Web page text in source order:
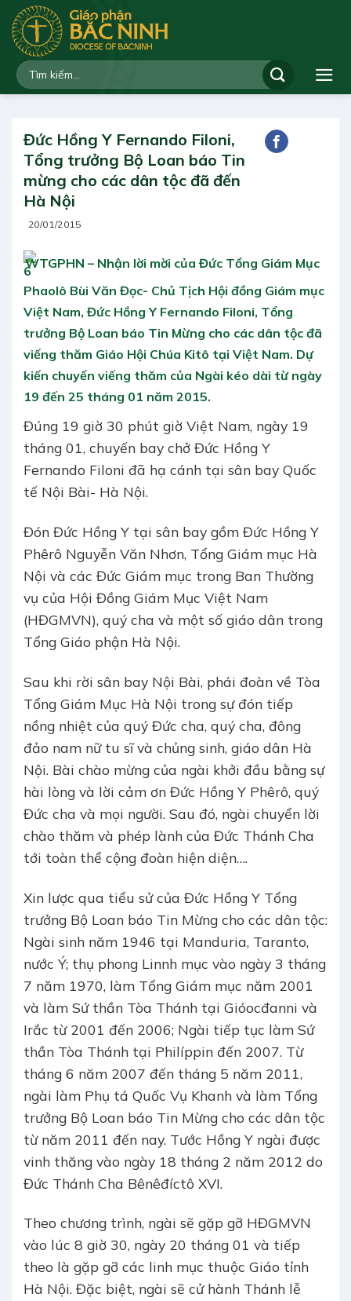
qua
dung
Đức Hồng Y Fernando Filoni,
Tổng trưởng Bộ Loan báo Tin
mừng cho các dân tộc đã đến
Hà Nội
20/01/2015
WTGPHN – Nhận lời mời của Đức Tổng Giám Mục
Phaolô Bùi Văn Đọc- Chủ Tịch Hội đồng Giám mục
Việt Nam, Đức Hồng Y Fernando Filoni, Tổng
trưởng Bộ Loan báo Tin Mừng cho các dân tộc đã
viếng thăm Giáo Hội Chúa Kitô tại Việt Nam. Dự
kiến chuyến viếng thăm của Ngài kéo dài từ ngày
19 đến 25 tháng 01 năm 2015.
Đúng 19 giờ 30 phút giờ Việt Nam, ngày 19
tháng 01, chuyến bay chở Đức Hồng Y
Fernando Filoni đã hạ cánh tại sân bay Quốc
tế Nội Bài- Hà Nội.
Đón Đức Hồng Y tại sân bay gồm Đức Hồng Y
Phêrô Nguyễn Văn Nhơn, Tổng Giám mục Hà
Nội và các Đức Giám mục trong Ban Thường
vụ của Hội Đồng Giám Mục Việt Nam
(HĐGMVN), quý cha và một số giáo dân trong
Tổng Giáo phận Hà Nội.
Sau khi rời sân bay Nội Bài, phái đoàn về Tòa
Tổng Giám Mục Hà Nội trong sự đón tiếp
nồng nhiệt của quý Đức cha, quý cha, đông
đảo nam nữ tu sĩ và chủng sinh, giáo dân Hà
Nội. Bài chào mừng của ngài khởi đầu bằng sự
hài lòng và lời cảm ơn Đức Hồng Y Phêrô, quý
Đức cha và mọi người. Sau đó, ngài chuyển lời
chào thăm và phép lành của Đức Thánh Cha
tới toàn thể cộng đoàn hiện diện….
Xin lược qua tiểu sử của Đức Hồng Y Tổng
trưởng Bộ Loan báo Tin Mừng cho các dân tộc:
Ngài sinh năm 1946 tại Manduria, Taranto,
nước Ý; thụ phong Linnh mục vào ngày 3 tháng
7 năm 1970, làm Tổng Giám mục năm 2001
và làm Sứ thần Tòa Thánh tại Gióocđanni và
Irắc từ 2001 đến 2006; Ngài tiếp tục làm Sứ
thần Tòa Thánh tại Philíppin đến 2007. Từ
tháng 6 năm 2007 đến tháng 5 năm 2011,
ngài làm Phụ tá Quốc Vụ Khanh và làm Tổng
trưởng Bộ Loan báo Tin Mừng cho các dân tộc
từ năm 2011 đến nay. Tước Hồng Y ngài được
vinh thăng vào ngày 18 tháng 2 năm 2012 do
Đức Thánh Cha Bênêđíctô XVI.
Theo chương trình, ngài sẽ gặp gỡ HĐGMVN
vào lúc 8 giờ 30, ngày 20 tháng 01 và tiếp
theo là gặp gỡ các linh mục thuộc Giáo tỉnh
Hà Nội. Đặc biệt, ngài sẽ cử hành Thánh lễ